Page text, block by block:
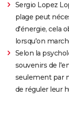
Sergio Lopez
plage peut
d'énergie, cela
lorsqu'on
Selon la
souvenirs de
seulement par
de réguler leur